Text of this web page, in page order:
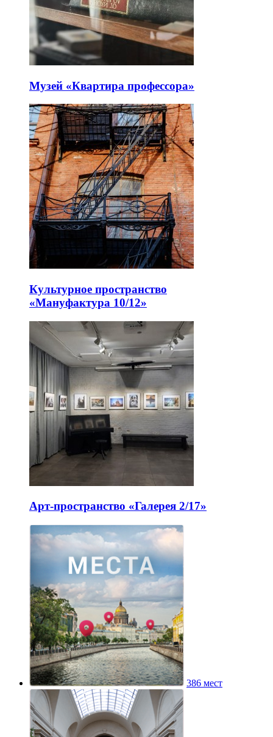
Музей «Квартира профессора»
Культурное пространство
«Мануфактура 10/12»
Арт-пространство «Галерея 2/17»
386 мест